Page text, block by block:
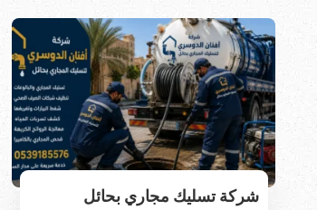
شركة تسليك مجاري بحائل